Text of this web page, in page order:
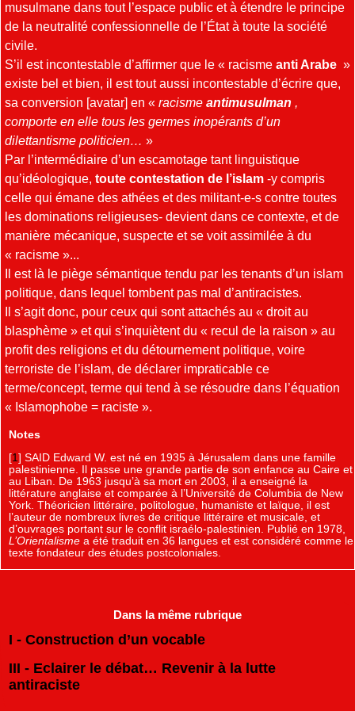
musulmane dans tout l’espace public et à étendre le principe
de la neutralité confessionnelle de l’État à toute la société
civile.
S’il est incontestable d’affirmer que le « racisme anti Arabe »
existe bel et bien, il est tout aussi incontestable d’écrire que,
sa conversion [avatar] en « racisme antimusulman ,
comporte en elle tous les germes inopérants d’un
dilettantisme politicien… »
Par l’intermédiaire d’un escamotage tant linguistique
qu’idéologique, toute contestation de l’islam -y compris
celle qui émane des athées et des militant-e-s contre toutes
les dominations religieuses- devient dans ce contexte, et de
manière mécanique, suspecte et se voit assimilée à du
« racisme »...
Il est là le piège sémantique tendu par les tenants d’un islam
politique, dans lequel tombent pas mal d’antiracistes.
Il s’agit donc, pour ceux qui sont attachés au « droit au
blasphème » et qui s’inquiètent du « recul de la raison » au
profit des religions et du détournement politique, voire
terroriste de l’islam, de déclarer impraticable ce
terme/concept, terme qui tend à se résoudre dans l’équation
« Islamophobe = raciste ».
Notes
[1 ] SAID Edward W. est né en 1935 à Jérusalem dans une famille
palestinienne. Il passe une grande partie de son enfance au Caire et
au Liban. De 1963 jusqu’à sa mort en 2003, il a enseigné la
littérature anglaise et comparée à l’Université de Columbia de New
York. Théoricien littéraire, politologue, humaniste et laïque, il est
l’auteur de nombreux livres de critique littéraire et musicale, et
d’ouvrages portant sur le conflit israélo-palestinien. Publié en 1978,
L’Orientalisme a été traduit en 36 langues et est considéré comme le
texte fondateur des études postcoloniales.
Dans la même rubrique
I - Construction d’un vocable
III - Eclairer le débat… Revenir à la lutte
antiraciste